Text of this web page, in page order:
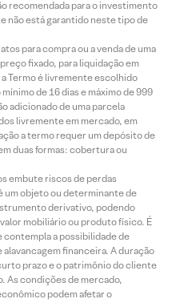
recomendada para o investimento
não está garantido neste tipo de
para compra ou a venda de uma
fixado, para liquidação em
Termo é livremente escolhido
de 16 dias e máximo de 999
adicionado de uma parcela
livremente em mercado, em
a termo requer um depósito de
duas formas: cobertura ou
embute riscos de perdas
um objeto ou determinante de
derivativo, podendo
mobiliário ou produto físico. É
a possibilidade de
financeira. A duração
prazo e o patrimônio do cliente
As condições de mercado,
podem afetar o